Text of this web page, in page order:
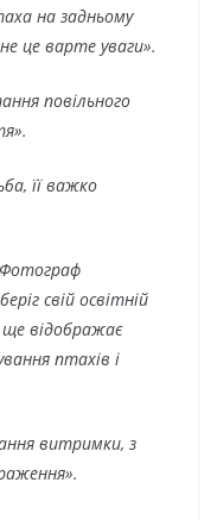
на задньому
це варте уваги».
повільного
її важко
свій освітній
ще відображає
птахів і
витримки, з